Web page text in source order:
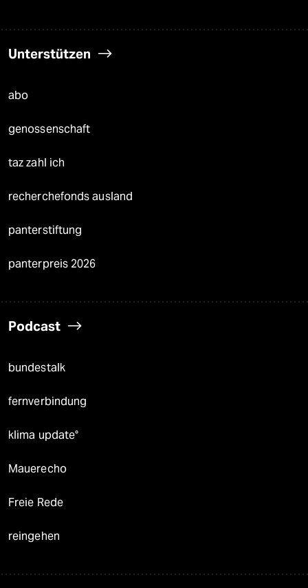
Unterstützen
abo
genossenschaft
taz zahl ich
recherchefonds ausland
panterstiftung
panterpreis 2026
Podcast
bundestalk
fernverbindung
klima update°
Mauerecho
Freie Rede
reingehen